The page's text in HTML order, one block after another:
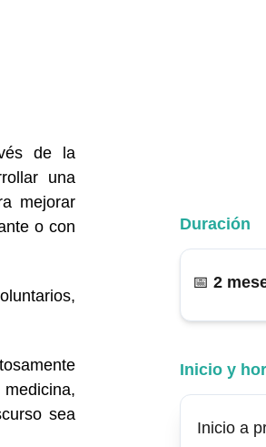
Duración
Inicio y
Inicio a
de la
una
mejorar
o con
sea
📅 2